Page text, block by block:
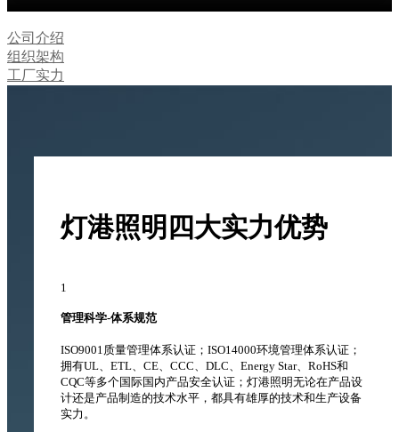
公司介绍
组织架构
工厂实力
灯港照明 四大实力优势
1
管理科学-体系规范
ISO9001质量管理体系认证；ISO14000环境管理体系认证；
拥有UL、ETL、CE、CCC、DLC、Energy Star、RoHS和
CQC等多个国际国内产品安全认证；灯港照明无论在产品设
计还是产品制造的技术水平，都具有雄厚的技术和生产设备
实力。